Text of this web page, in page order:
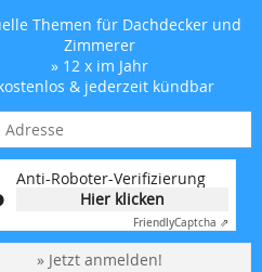
Themen für Dachdecker und
Zimmerer
» 12 x im Jahr
& jederzeit kündbar
Anti-Roboter-Verifizierung
Hier klicken
FriendlyCaptcha ⇗
» Jetzt anmelden!